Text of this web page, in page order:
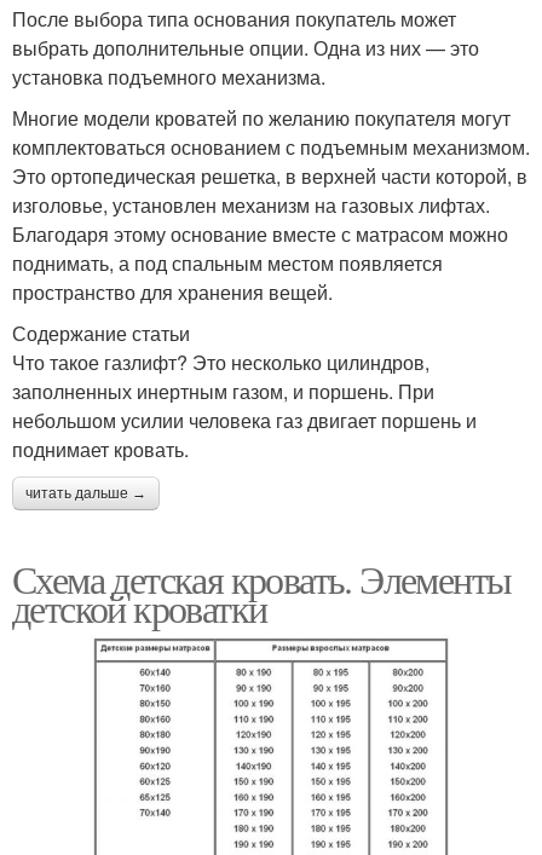
После выбора типа основания покупатель может
выбрать дополнительные опции. Одна из них — это
установка подъемного механизма.
Многие модели кроватей по желанию покупателя могут
комплектоваться основанием с подъемным механизмом.
Это ортопедическая решетка, в верхней части которой, в
изголовье, установлен механизм на газовых лифтах.
Благодаря этому основание вместе с матрасом можно
поднимать, а под спальным местом появляется
пространство для хранения вещей.
Содержание статьи
Что такое газлифт? Это несколько цилиндров,
заполненных инертным газом, и поршень. При
небольшом усилии человека газ двигает поршень и
поднимает кровать.
читать дальше →
Схема детская кровать. Элементы
детской кроватки